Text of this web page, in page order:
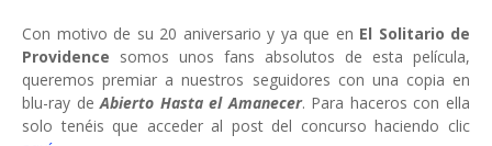
Con motivo de su 20 aniversario y ya que en El Solitario de
Providence somos unos fans absolutos de esta película,
queremos premiar a nuestros seguidores con una copia en
blu-ray deAbierto Hasta el Amanecer. Para haceros con ella
solo tenéis que acceder al post del concurso haciendo clic